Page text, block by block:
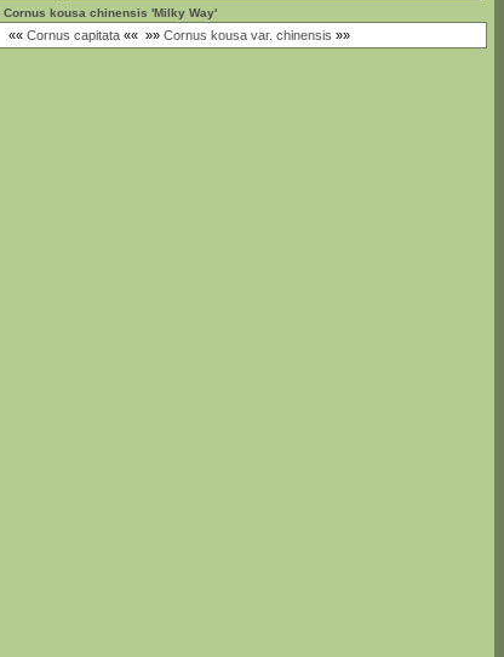
Cornus kousa chinensis 'Milky Way'
«« Cornus capitata «« »» Cornus kousa var. chinensis »»